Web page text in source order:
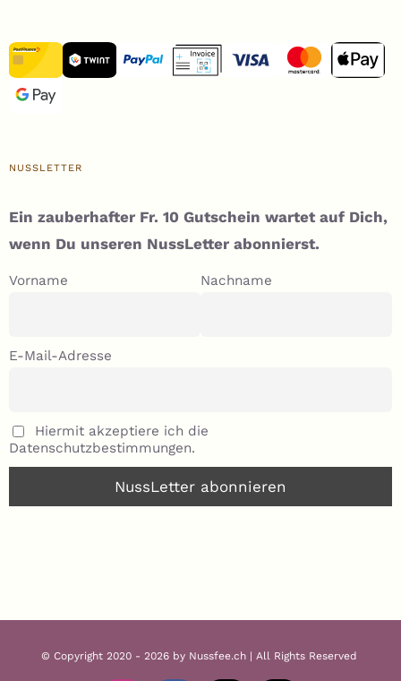
NUSSLETTER
Ein zauberhafter Fr. 10 Gutschein wartet auf Dich,
wenn Du unseren NussLetter abonnierst.
Vorname Nachname
E-Mail-Adresse
Hiermit akzeptiere ich die
Datenschutzbestimmungen.
© Copyright 2020 - 2026 by Nussfee.ch | All Rights Reserved